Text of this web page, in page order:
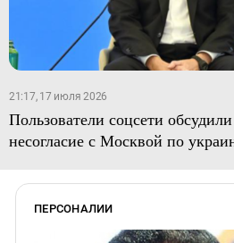
21:17, 17 июля 2026
Пользователи соцсети
несогласие с Москвой по
ПЕРСОНАЛИИ